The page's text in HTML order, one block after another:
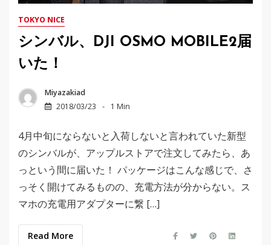
TOKYO NICE
シンバル、DJI OSMO MOBILE2届
いた！
Miyazakiad
2018/03/23
1 Min
4月中旬にならないと入荷しないと言われていた新型
のシンバルが、アップルストアで注文してみたら、あ
っという間に届いた！ パッケージはこんな感じで、さ
っそく開けてみるものの、充電方法が分からない。ス
マホの充電用アダプターに繋 […]
Read More